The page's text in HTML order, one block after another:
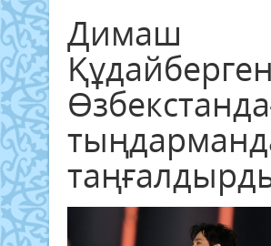
Димаш
Құдайберген